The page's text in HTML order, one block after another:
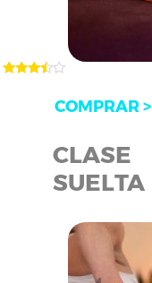
COMPRAR >
CLASE
SUELTA